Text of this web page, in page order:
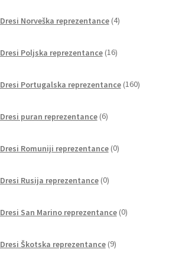
Dresi Norveška reprezentance 4izdelki
Dresi Poljska reprezentance 16izdelkov
Dresi Portugalska reprezentance 160izdelkov
Dresi puran reprezentance 6izdelkov
Dresi Romuniji reprezentance 0izdelkov
Dresi Rusija reprezentance 0izdelkov
Dresi San Marino reprezentance 0izdelkov
Dresi Škotska reprezentance 9izdelkov